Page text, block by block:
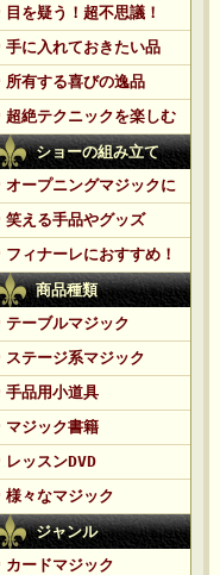
目を疑う！超不思議！
手に入れておきたい品
所有する喜びの逸品
超絶テクニックを楽しむ
ショーの組み立て
オープニングマジックに
笑える手品やグッズ
フィナーレにおすすめ！
商品種類
テーブルマジック
ステージ系マジック
手品用小道具
マジック書籍
レッスンDVD
様々なマジック
ジャンル
カードマジック